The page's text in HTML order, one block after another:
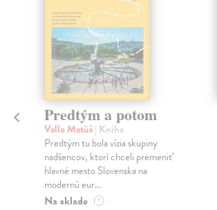
Predtým a potom
Vallo Matúš| Kniha
Predtým tu bola vízia skupiny
nadšencov, ktorí chceli premeniť
hlavné mesto Slovenska na
modernú eur...
Na sklade ?